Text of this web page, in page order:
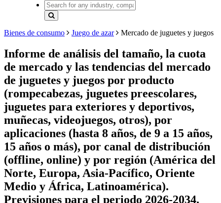
Bienes de consumo Juego de azar Mercado de juguetes y juegos
Informe de análisis del tamaño, la cuota
de mercado y las tendencias del mercado
de juguetes y juegos por producto
(rompecabezas, juguetes preescolares,
juguetes para exteriores y deportivos,
muñecas, videojuegos, otros), por
aplicaciones (hasta 8 años, de 9 a 15 años,
15 años o más), por canal de distribución
(offline, online) y por región (América del
Norte, Europa, Asia-Pacífico, Oriente
Medio y África, Latinoamérica).
Previsiones para el periodo 2026-2034.